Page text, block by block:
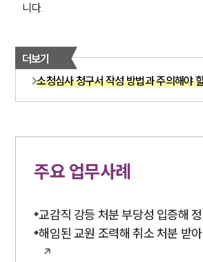
니다.
더보기
소청심사 청구서 작성 방법과 주의해야
주요 업무사례
교감직 강등 처분 부당성 입증해
해임된 교원 조력해 취소 처분 받